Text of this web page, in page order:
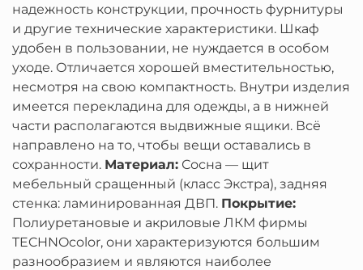
надежность конструкции, прочность фурнитуры
и другие технические характеристики. Шкаф
удобен в пользовании, не нуждается в особом
уходе. Отличается хорошей вместительностью,
несмотря на свою компактность. Внутри изделия
имеется перекладина для одежды, а в нижней
части располагаются выдвижные ящики. Всё
направлено на то, чтобы вещи оставались в
сохранности. Материал: Сосна — щит
мебельный сращенный (класс Экстра), задняя
стенка: ламинированная ДВП. Покрытие:
Полиуретановые и акриловые ЛКМ фирмы
TECHNOcolor, они характеризуются большим
разнообразием и являются наиболее